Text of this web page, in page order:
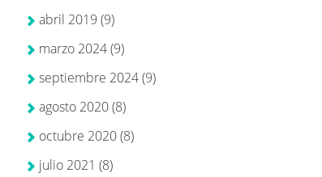
abril 2019 (9)
marzo 2024(9)
septiembre 2024(9)
agosto 2020(8)
octubre 2020(8)
julio 2021 (8)